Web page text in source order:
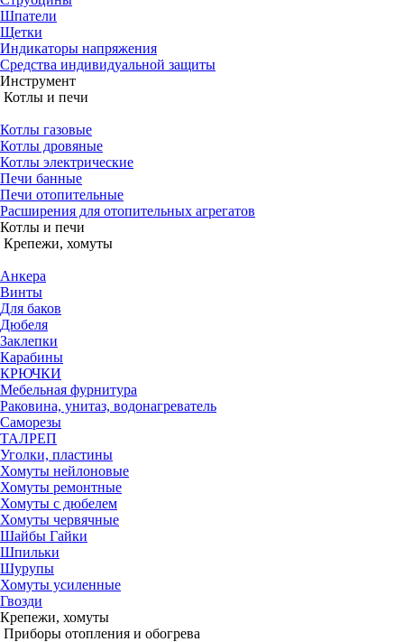
Шпатели
Щетки
Индикаторы напряжения
Средства индивидуальной защиты
Инструмент
Котлы и печи
Котлы газовые
Котлы дровяные
Котлы электрические
Печи банные
Печи отопительные
Расширения для отопительных агрегатов
Котлы и печи
Крепежи, хомуты
Анкера
Винты
Для баков
Дюбеля
Заклепки
Карабины
КРЮЧКИ
Мебельная фурнитура
Раковина, унитаз, водонагреватель
Саморезы
ТАЛРЕП
Уголки, пластины
Хомуты нейлоновые
Хомуты ремонтные
Хомуты с дюбелем
Хомуты червячные
Шайбы Гайки
Шпильки
Шурупы
Хомуты усиленные
Гвозди
Крепежи, хомуты
Приборы отопления и обогрева